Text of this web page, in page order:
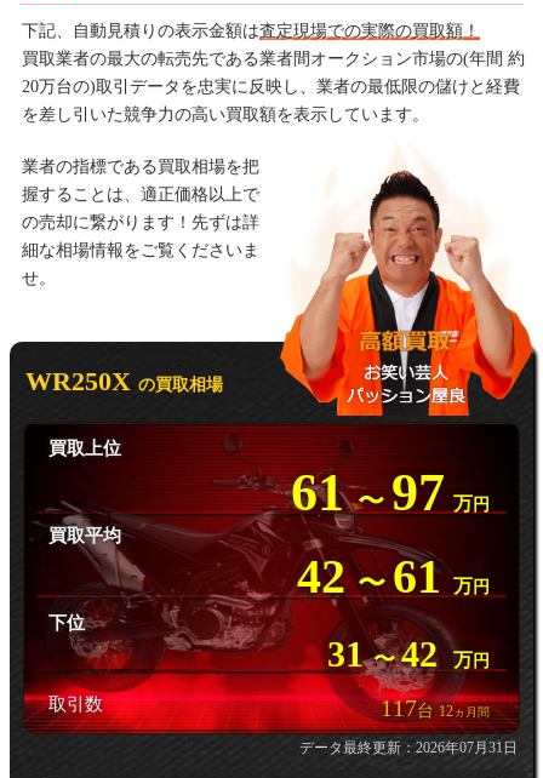
下記、自動見積りの表示金額は査定現場での実際の買取額！
買取業者の最大の転売先である業者間オークション市場の(年間 約
20万台の)取引データを忠実に反映し、業者の最低限の儲けと経費
を差し引いた競争力の高い買取額を表示しています。
業者の指標である買取相場を把
握することは、適正価格以上で
の売却に繋がります！先ずは詳
細な相場情報をご覧くださいま
せ。
WR250X の買取相場
買取上位
61 〜97 万 円
買取平均
42 〜61 万 円
下位
31 〜42 万 円
取引数 117台12ヵ月間
データ最終更新：2026年07月31日